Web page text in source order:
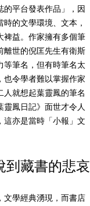
的平台發表作品」，因
的文學環境、文本，
裨益。作家擁有多個筆
離世的倪匡先生有衛斯
等筆名，但有時筆名太
也令學者難以掌握作家
人就想起葉靈鳳的筆名
靈鳳日記》面世才令人
這亦是當時「小報」文
到藏書的悲哀
文學經典湧現，而書店